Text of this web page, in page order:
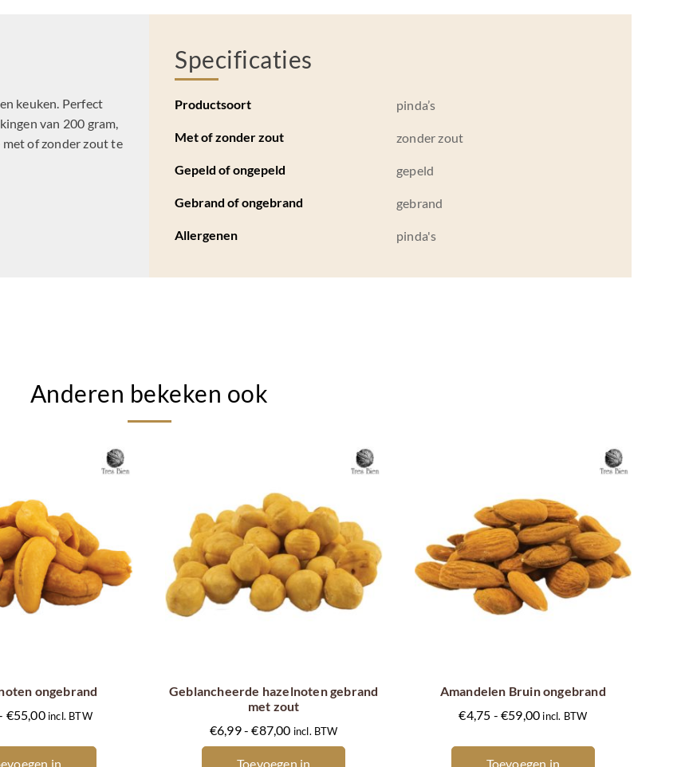
keuken. Perfect
van 200 gram,
met of zonder zout te
Specificaties
Productsoort pinda’s
Met of zonder zout zonder zout
Gepeld of ongepeld gepeld
Gebrand of ongebrand gebrand
Allergenen pinda's
Anderen bekeken ook
ongebrand
€55,00Prijsklasse:
incl. BTW
in
meerdere
variaties.
optie
Geblancheerde hazelnoten gebrand
met zout
€6,99- €87,00Prijsklasse:
€6,99
incl. BTW
Toevoegen in
meerdere
variaties.
Deze
optie
Amandelen Bruin ongebrand
€4,75 - €59,00Prijsklasse:
incl. BTW
Toevoegen in
meerdere
variaties.
optie